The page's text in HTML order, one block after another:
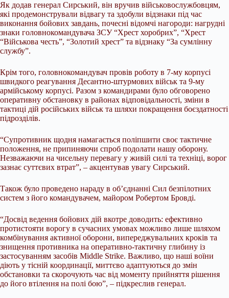
Як додав генерал Сирський, він вручив військовослужбовцям,
які продемонстрували відвагу та здобули відзнаки під час
виконання бойових завдань, почесні відомчі нагороди: нагрудні
знаки головнокомандувача ЗСУ “Хрест хоробрих”, “Хрест
“Військова честь”, “Золотий хрест” та відзнаку “За сумлінну
службу”.
Крім того, головнокомандувач провів роботу в 7-му корпусі
швидкого реагування Десантно-штурмових військ та 9-му
армійському корпусі. Разом з командирами було обговорено
оперативну обстановку в районах відповідальності, зміни в
тактиці дій російських військ та шляхи покращення боєздатності
підрозділів.
“Супротивник щодня намагається поліпшити своє тактичне
положення, не припиняючи спроб подолати нашу оборону.
Незважаючи на чисельну перевагу у живій силі та техніці, ворог
зазнає суттєвих втрат”, – акцентував увагу Сирський.
Також було проведено нараду в об’єднанні Сил безпілотних
систем з його командувачем, майором Робертом Бровді.
“Досвід ведення бойових дій вкотре доводить: ефективно
протистояти ворогу в сучасних умовах можливо лише шляхом
комбінування активної оборони, випереджувальних кроків та
знищення противника на оперативно-тактичну глибину із
застосуванням засобів Middle Strike. Важливо, що наші воїни
діють у тісній координації, миттєво адаптуються до змін
обстановки та скорочують час від моменту прийняття рішення
до його втілення на полі бою”, – підкреслив генерал.